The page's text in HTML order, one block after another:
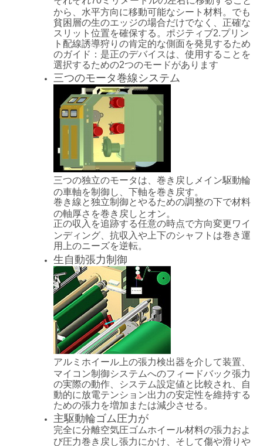
から、水平方向に移動可能なシート材料。でも
貧困層の生のエッジの場合だけでなく、正確な
スリット位置を確保する。ポジティブ2.プリン
ト配線誘導狩りの肯定的な側面を発見するため
のガイド：是正のデバイスは、使用することを
選択するための2つのモードがあります
三つのモータ巻線システム
三つの独立のモータは、巻き戻しメイン駆動輪
の車軸を制御し、下軸を巻き戻す。
巻き線と独立制御とやるための調整の下で材料
の軸厚さを巻き戻しとオン。
正の収入を追跡する任意の時点で方向変更ワイ
ンディング、抗収入や上下のシャフトは巻き運
用上のニーズを逆転。
生自動張力制御
アルミホイール上の張力検出器を介して装置、
マイコン制御システムへのフィードバック張力
の実際の動作、システム設定値と比較され、自
動的に放電テンション出力の安定性を維持する
ための張力を増加または減少させる。
主駆動輪ゴム圧力が
完全に分離空気圧ゴムホイール材料の張力およ
び圧力巻き戻し張力にかけ、そして傷や滑りや